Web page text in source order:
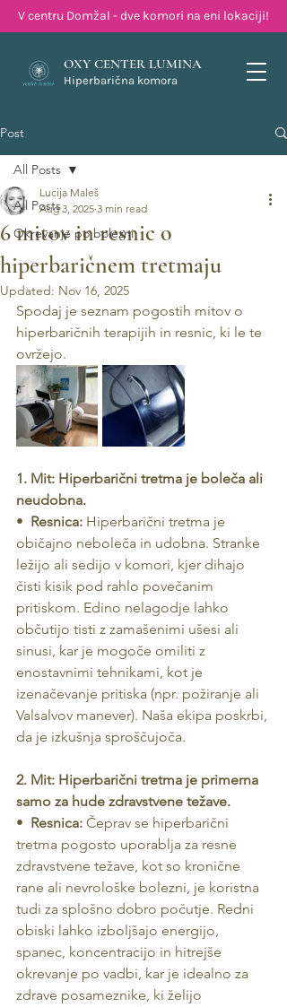
V centru Domžal - dve komori na eni lokaciji!
OXY CENTER LUMINA
Hiperbarična komora
Post
All Posts
Okrevanje po bolezni
All Posts
6 mitov in resnic o
hiperbaričnem tretmaju
Lucija Maleš
Aug 3, 2025 3 min read
Updated: Nov 16, 2025
Spodaj je seznam pogostih mitov o
hiperbaričnih terapijih in resnic, ki le te
ovržejo.
1. Mit: Hiperbarični tretma je boleča ali
neudobna.
• Resnica: Hiperbarični tretma je
običajno neboleča in udobna. Stranke
ležijo ali sedijo v komori, kjer dihajo
čisti kisik pod rahlo povečanim
pritiskom. Edino nelagodje lahko
občutijo tisti z zamašenimi ušesi ali
sinusi, kar je mogoče omiliti z
enostavnimi tehnikami, kot je
izenačevanje pritiska (npr. požiranje ali
Valsalvov manever). Naša ekipa poskrbi,
da je izkušnja sproščujoča.
2. Mit: Hiperbarični tretma je primerna
samo za hude zdravstvene težave.
• Resnica: Čeprav se hiperbarični
tretma pogosto uporablja za resne
zdravstvene težave, kot so kronične
rane ali nevrološke bolezni, je koristna
tudi za splošno dobro počutje. Redni
obiski lahko izboljšajo energijo,
spanec, koncentracijo in hitrejše
okrevanje po vadbi, kar je idealno za
zdrave posameznike, ki želijo